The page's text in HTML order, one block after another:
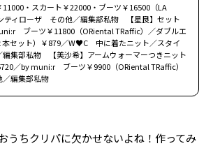
11000・スカート￥22000・ブーツ￥16500（LA
ティローザ その他／編集部私物 【星良】セット
ブーツ￥11800（ORiental TRaffic）／ダブルエ
セット）￥879／W♥C 中に着たニット／スタイ
集部私物 【美沙希】アームウォーマーつきニット
／by muni:r ブーツ￥9900（ORiental TRaffic）
編集部私物
うちクリパに欠かせないよね！作ってみ